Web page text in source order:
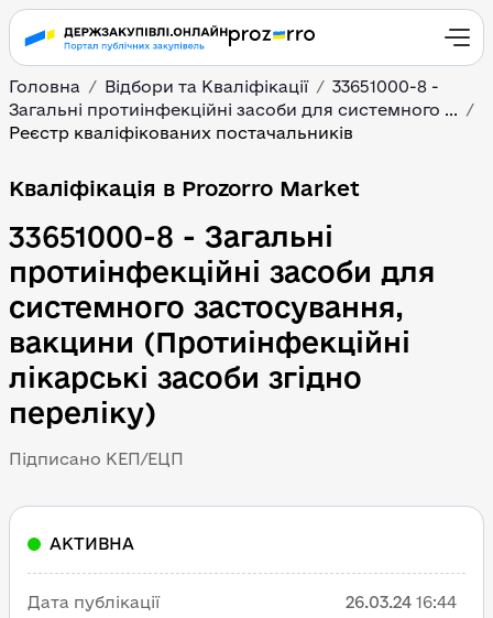
Головна Відбори та Кваліфікації
33651000-8 -
Загальні протиінфекційні засоби для системного ...
Реєстр кваліфікованих постачальників
Кваліфікація в Prozorro Market
33651000-8 - Загальні
протиінфекційні засоби для
системного застосування,
вакцини (Протиінфекційні
лікарські засоби згідно
переліку)
Підписано КЕП/ЕЦП
АКТИВНА
Дата публікації 26.03.24 16:44